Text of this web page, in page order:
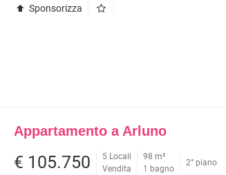
Sponsorizza
Appartamento a Arluno
€ 105.750
5 Locali
Vendita
98 m²
1 bagno
2° piano